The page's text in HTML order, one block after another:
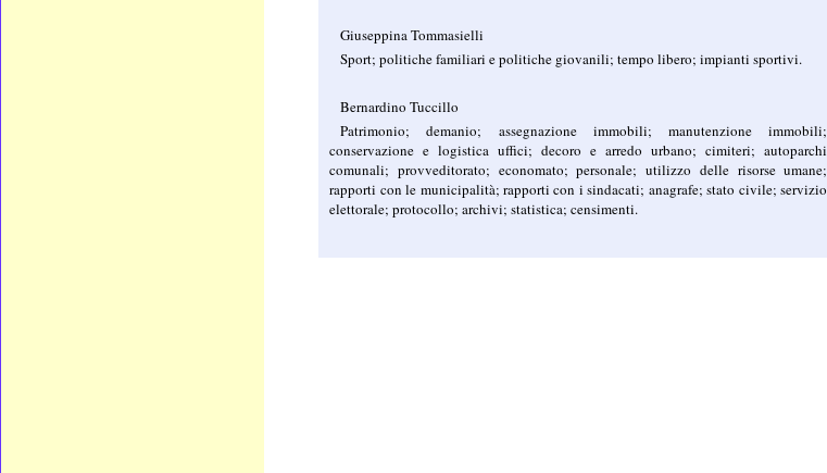
Giuseppina Tommasielli
Sport; politiche familiari e politiche giovanili; tempo libero; impianti sportivi.
Bernardino Tuccillo
Patrimonio; demanio; assegnazione immobili; manutenzione immobili;
conservazione e logistica uffici; decoro e arredo urbano; cimiteri; autoparchi
comunali; provveditorato; economato; personale; utilizzo delle risorse umane;
rapporti con le municipalità; rapporti con i sindacati; anagrafe; stato civile; servizio
elettorale; protocollo; archivi; statistica; censimenti.